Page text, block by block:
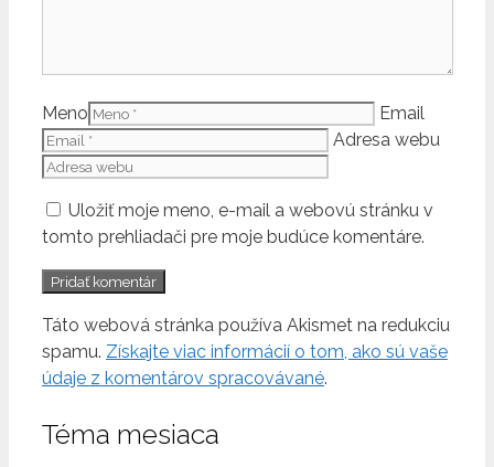
Meno
Email
Adresa webu
Uložiť moje meno, e-mail a webovú stránku v
tomto prehliadači pre moje budúce komentáre.
Táto webová stránka používa Akismet na redukciu
spamu. Získajte viac informácií o tom, ako sú vaše
údaje z komentárov spracovávané.
Téma mesiaca